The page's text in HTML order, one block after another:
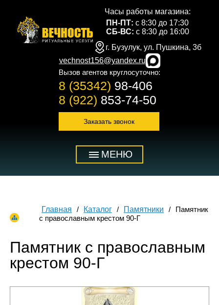
Часы работы магазина:
ПН-ПТ: с 8:30 до 17:30
СБ-ВС: с 8:30 до 16:00
г. Бузулук, ул. Пушкина, 3б
vechnost156@yandex.ru
Вызов агентов круглосуточно:
8 (35342) 98-406
8 (922) 853-74-50
Заказать звонок
МЕНЮ
Главная Каталог Памятники
Памятник
с православным крестом 90-Г
Памятник с православным
крестом 90-Г